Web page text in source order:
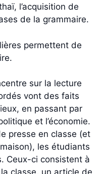
l’acquisition de
de la grammaire.
permettent de
sur la lecture
vont des faits
en passant par
et l’économie.
presse en classe (et
les étudiants
Ceux-ci consistent à